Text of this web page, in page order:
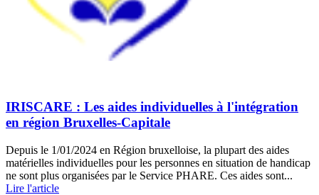
IRISCARE : Les aides individuelles à l'intégration
en région Bruxelles-Capitale
Depuis le 1/01/2024 en Région bruxelloise, la plupart des aides
matérielles individuelles pour les personnes en situation de handicap
ne sont plus organisées par le Service PHARE. Ces aides sont...
Lire l'article